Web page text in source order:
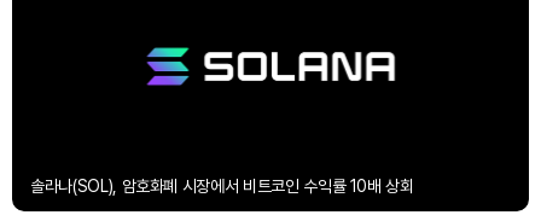
솔라나(SOL), 암호화폐 시장에서 비트코인 수익률 10배 상회